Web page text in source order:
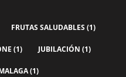
FRUTAS SALUDABLES (1)
(1) JUBILACIÓN (1)
(1)